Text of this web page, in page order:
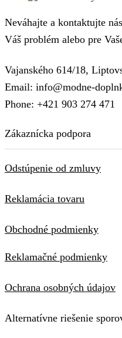
Neváhajte a kontaktujte
Váš problém alebo pre
Vajanského 614/18,
Email: info@modne-
Phone: +421 903 274 471
Zákaznícka podpora
Odstúpenie od zmluvy
Reklamácia tovaru
Obchodné podmienky
Reklamačné podmienky
Ochrana osobných údajov
Alternatívne riešenie